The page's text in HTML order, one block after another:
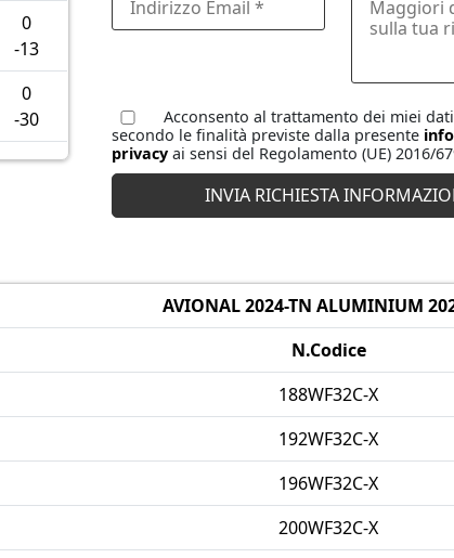
0
-13
0
-30
Acconsento al trattamento dei miei
secondo le finalità previste dalla presente
privacyai sensi del Regolamento (UE) 2016/
AVIONAL 2024-TN ALUMINIUM
N.Codice
188WF32C-X
192WF32C-X
196WF32C-X
200WF32C-X